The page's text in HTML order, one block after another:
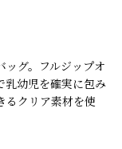
ッグ。フルジップオ
乳幼児を確実に包み
るクリア素材を使